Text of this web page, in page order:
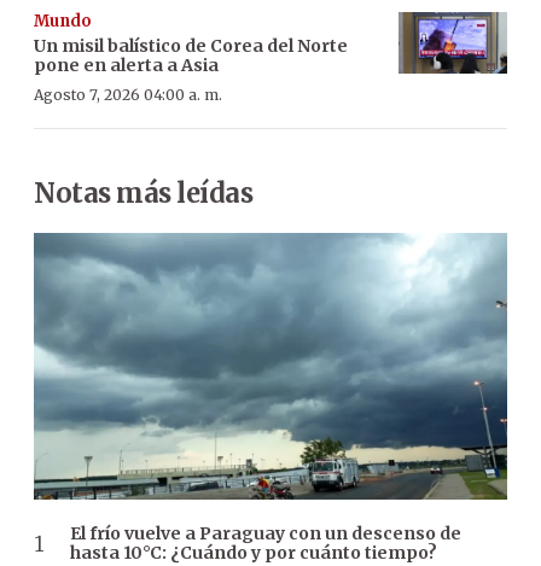
Mundo
Un misil balístico de Corea del Norte
pone en alerta a Asia
Agosto 7, 2026 04:00 a. m.
Notas más leídas
El frío vuelve a Paraguay con un descenso de
hasta 10°C: ¿Cuándo y por cuánto tiempo?